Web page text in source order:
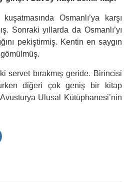
Osmanlı’ya karşı
Sonraki yıllarda da Osmanlı’yı
pekiştirmiş. Kentin en saygın
servet bırakmış geride. Birincisi
diğeri çok geniş bir kitap
Ulusal Kütüphanesi’nin